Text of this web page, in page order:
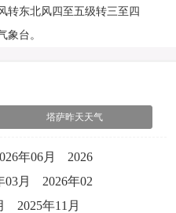
转东北风四至五级转三至四
象台。
塔萨昨天天气
年06月
2026
03月
2026年02
2025年11月